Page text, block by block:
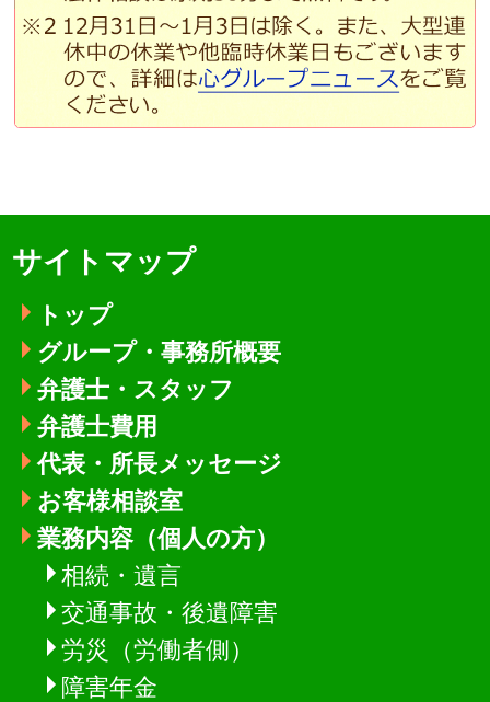
サイトマップ
トップ
グループ・事務所概要
弁護士・スタッフ
弁護士費用
代表・所長メッセージ
お客様相談室
業務内容（個人の方）
相続・遺言
交通事故・後遺障害
労災（労働者側）
障害年金